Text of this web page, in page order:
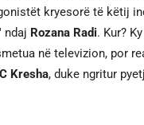
kryesorë të këtij
ndaj Rozana Radi. Kur?
në televizion, por
Kresha, duke ngritur